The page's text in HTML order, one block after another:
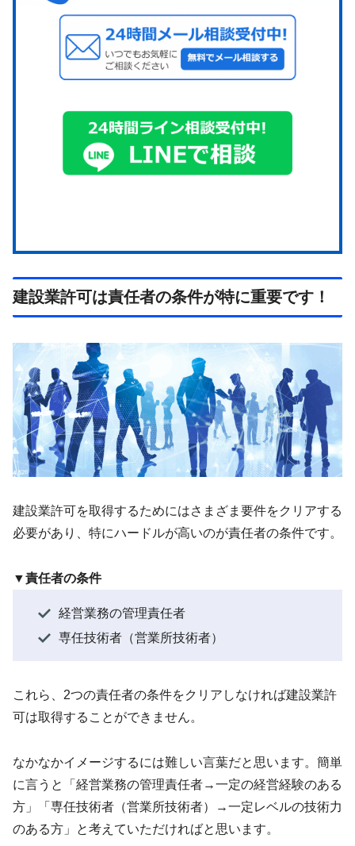
建設業許可は責任者の条件が特に重要です！
建設業許可を取得するためにはさまざま要件をクリアする
必要があり、特にハードルが高いのが責任者の条件です。
▼責任者の条件
経営業務の管理責任者
専任技術者（営業所技術者）
これら、2つの責任者の条件をクリアしなければ建設業許
可は取得することができません。
なかなかイメージするには難しい言葉だと思います。簡単
に言うと「経営業務の管理責任者→一定の経営経験のある
方」「専任技術者（営業所技術者）→一定レベルの技術力
のある方」と考えていただければと思います。